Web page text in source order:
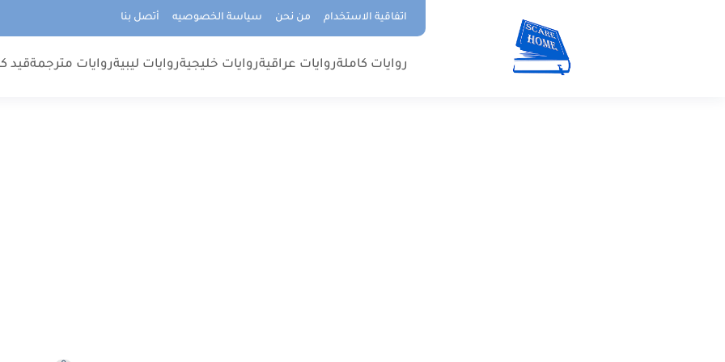
اتفاقية الاستخدام من نحن سياسة الخصوصيه أتصل بنا
روايات كاملةروايات عراقيةروايات خليجيةروايات ليبيةروايات مترجمةقيد